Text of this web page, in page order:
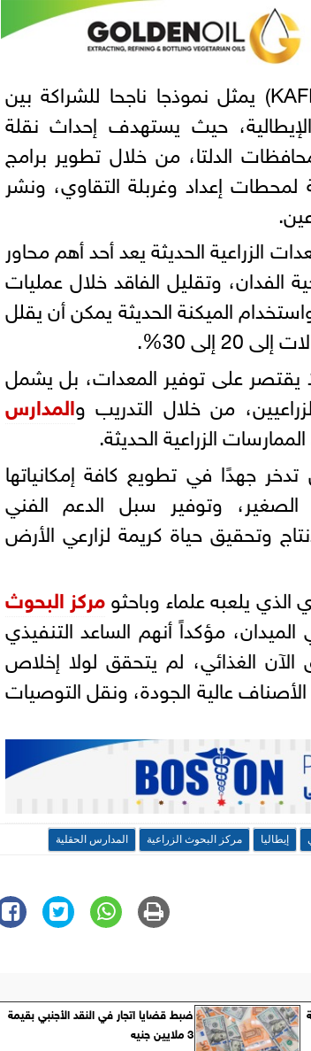
ولفت الوزير، إلى أن مشروع (KAFIEU) يمثل نموذجا ناجحا للشراكة بين
الإيطالية، حيث يستهدف إحداث نقلة
الدلتا، من خلال تطوير برامج
لمحطات إعداد وغربلة التقاوي، ونشر
الزراعية الحديثة يعد أحد أهم محاور
الفدان، وتقليل الفاقد خلال عمليات
الميكنة الحديثة يمكن أن يقلل
30%.
يقتصر على توفير المعدات، بل يشمل
من خلال التدريب والمدارس
الزراعية الحديثة.
جهدًا في تطويع كافة إمكانياتها
الصغير، وتوفير سبل الدعم الفني
وتحقيق حياة كريمة لزارعي الأرض
الذي يلعبه علماء وباحثومركز البحوث
مؤكداً أنهم الساعد التنفيذي
الآن الغذائي، لم يتحقق لولا إخلاص
الأصناف عالية الجودة، ونقل التوصيات
إيطاليا مركز البحوث الزراعية المدارس الحقلية
ضبط قضايا اتجار في النقد الأجنبي بقيمة
3 ملايين جنيه